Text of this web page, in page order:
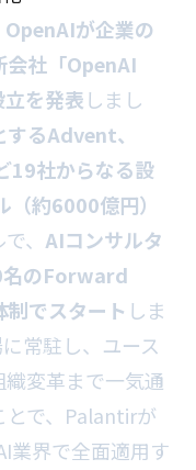
OpenAIが企業の
会社「OpenAI
を発表しまし
るAdvent、
社からなる設
約6000億円）
、 AIコンサルタ
名のForward
でスタート しま
常駐し、ユース
変革まで一気通
とで、Palantirが
業界で全面適用す